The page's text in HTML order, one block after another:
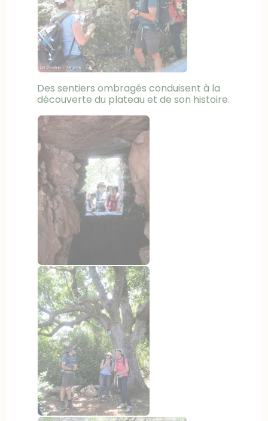
Des sentiers ombragés conduisent à la
découverte du plateau et de son histoire.